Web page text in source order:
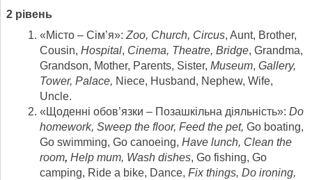
2 рівень
«Місто – Сім’я»: Zoo, Church, Circus, Aunt, Brother,
Cousin, Hospital, Cinema, Theatre, Bridge, Grandma,
Grandson, Mother, Parents, Sister, Museum, Gallery,
Tower, Palace, Niece, Husband, Nephew, Wife,
Uncle.
«Щоденні обов’язки – Позашкільна діяльність»: Do
homework, Sweep the floor, Feed the pet, Go boating,
Go swimming, Go canoeing, Have lunch, Clean the
room, Help mum, Wash dishes, Go fishing, Go
camping, Ride a bike, Dance, Fix things, Do ironing,